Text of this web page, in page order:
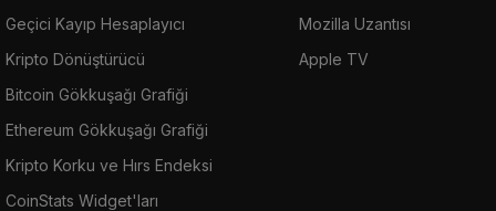
Geçici Kayıp Hesaplayıcı
Kripto Dönüştürücü
Bitcoin Gökkuşağı Grafiği
Ethereum Gökkuşağı Grafiği
Kripto Korku ve Hırs Endeksi
CoinStats Widget'ları
Mozilla Uzantısı
Apple TV